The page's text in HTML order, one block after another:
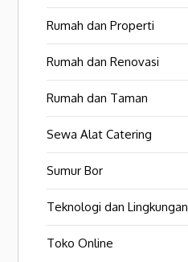
Rumah dan Properti
Rumah dan Renovasi
Rumah dan Taman
Sewa Alat Catering
Sumur Bor
Teknologi dan Lingkungan
Toko Online